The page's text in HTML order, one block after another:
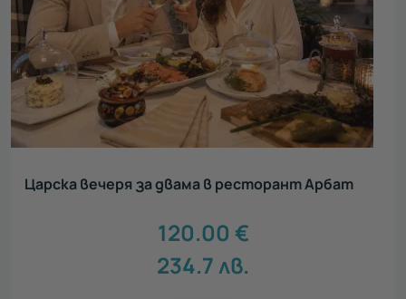
Царска вечеря за двама в ресторант Арбат
120.00 €
234.7лв.